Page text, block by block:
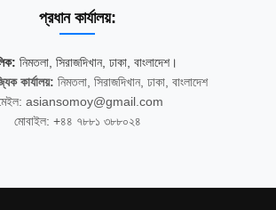
প্রধান কার্যালয়:
নিমতলা, সিরাজদিখান, ঢাকা, বাংলাদেশ।
কার্যালয়: নিমতলা, সিরাজদিখান, ঢাকা, বাংলাদেশ
asiansomoy@gmail.com
মোবাইল: +৪৪ ৭৮৮১ ৩৮৮০২৪